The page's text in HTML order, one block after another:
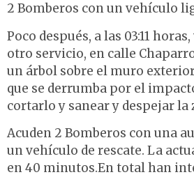
2 Bomberos con un vehículo
Poco después, a las 03:11
otro servicio, en calle
un árbol sobre el muro
que se derrumba por el
cortarlo y sanear y despejar la
Acuden 2 Bomberos con una
un vehículo de rescate. La
en 40 minutos.En total han